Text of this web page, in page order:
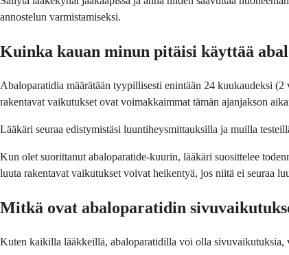
annostelun varmistamiseksi.
Kuinka kauan minun pitäisi käyttää
Abaloparatidia määrätään tyypillisesti enintään 24 kuukaudeksi
rakentavat vaikutukset ovat voimakkaimmat tämän ajanjakson
Lääkäri seuraa edistymistäsi luuntiheysmittauksilla ja muilla
Kun olet suorittanut abaloparatide-kuurin, lääkäri suosittelee
luuta rakentavat vaikutukset voivat heikentyä, jos niitä ei seuraa
Mitkä ovat abaloparatidin
Kuten kaikilla lääkkeillä, abaloparatidilla voi olla sivuvaikutuksia,